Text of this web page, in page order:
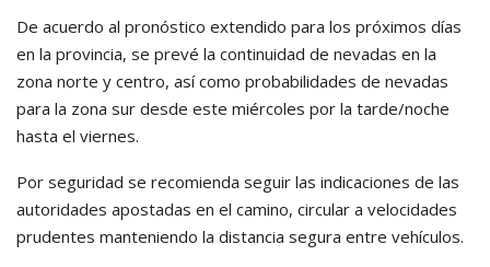
De acuerdo al pronóstico extendido para los próximos días
en la provincia, se prevé la continuidad de nevadas en la
zona norte y centro, así como probabilidades de nevadas
para la zona sur desde este miércoles por la tarde/noche
hasta el viernes.
Por seguridad se recomienda seguir las indicaciones de las
autoridades apostadas en el camino, circular a velocidades
prudentes manteniendo la distancia segura entre vehículos.